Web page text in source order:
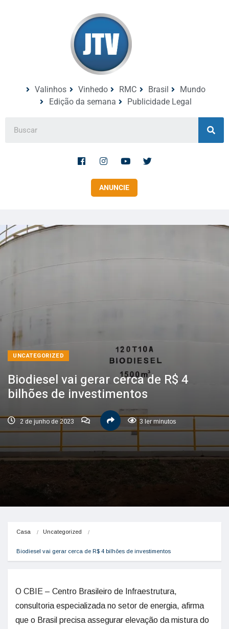
Valinhos Vinhedo RMC Brasil
Mundo
Edição da semana
Publicidade Legal
ANUNCIE
UNCATEGORIZED
Biodiesel vai gerar cerca de R$ 4
bilhões de investimentos
2 de junho de 2023 3 ler minutos
Casa Uncategorized
Biodiesel vai gerar cerca de R$ 4 bilhões de investimentos
O CBIE – Centro Brasileiro de Infraestrutura,
consultoria especializada no setor de energia, afirma
que o Brasil precisa assegurar elevação da mistura do